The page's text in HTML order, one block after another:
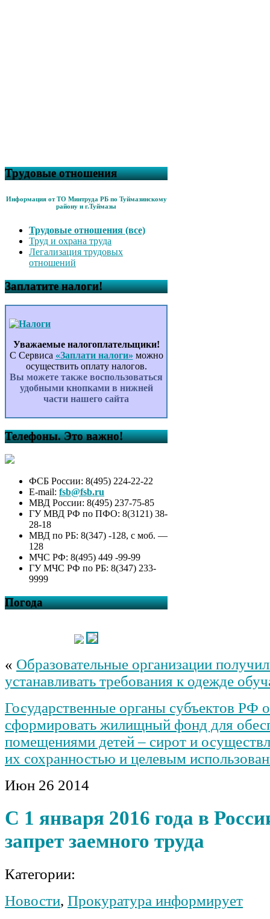
Трудовые отношения
Информация от ТО Минтруда РБ по Туймазинскому
району и г.Туймазы
Трудовые отношения (все)
Труд и охрана труда
Легализация трудовых
отношений
Заплатите налоги!
Уважаемые налогоплательщики!
С Сервиса «Заплати налоги» можно
осуществить оплату налогов.
Вы можете также воспользоваться
удобными кнопками в нижней
части нашего сайта
Телефоны. Это важно!
ФСБ России: 8(495) 224-22-22
E-mail: fsb@fsb.ru
МВД России: 8(495) 237-75-85
ГУ МВД РФ по ПФО: 8(3121) 38-
28-18
МВД по РБ: 8(347) -128, с моб. —
128
МЧС РФ: 8(495) 449 -99-99
ГУ МЧС РФ по РБ: 8(347) 233-
9999
Погода
« Образовательные организации
устанавливать требования к одежде
Государственные органы субъектов РФ
сформировать жилищный фонд для
помещениями детей – сирот и
их сохранностью и целевым
Июн 26 2014
С 1 января 2016 года в
запрет заемного труда
Категории:
Новости, Прокуратура информирует